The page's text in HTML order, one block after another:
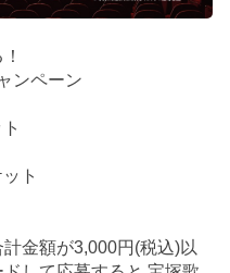
ンペーン
ト
金額が3,000円(税込)以